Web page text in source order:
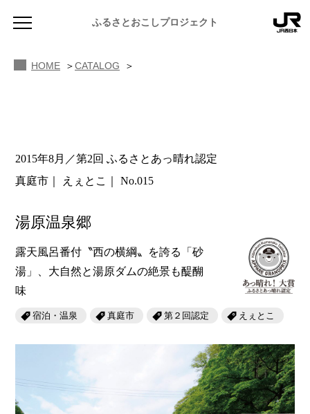
ふるさとおこしプロジェクト
お知らせ
ふるさと図鑑
あの駅この駅
JR PREMIUM SELECT SETOUCHI
JR西日本グループのおみやげ開発
岡山海苔シリーズ
みんなのドーナツ
岡山育ちのアイスバー
せとうちの果実 清涼飲料水
ふるさとあっ晴れ認定
ふるさとあっ晴れ認定
マップ・一覧から探すJR岡山の地域共生
HOME CATALOG
2015年8月／第2回 ふるさとあっ晴れ認定
真庭市
えぇとこ No.015
湯原温泉郷
露天風呂番付〝西の横綱〟を誇る「砂
湯」、大自然と湯原ダムの絶景も醍醐
味
宿泊・温泉 真庭市 第２回認定 えぇとこ